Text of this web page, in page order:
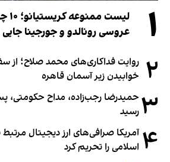
۱
عروسی رونالدو و جورجینا جایی
۲ خوابیدن زیر آسمان قاهره
۳ حمیدرضا رجب‌زاده، مداح حکومتی،
رسید
۴ آمریکا صرافی‌های ارز دیجیتال
اسلامی را تحریم کرد